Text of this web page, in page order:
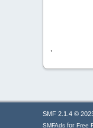
'
SMF 2.1.4 ©
SMFAds for Free